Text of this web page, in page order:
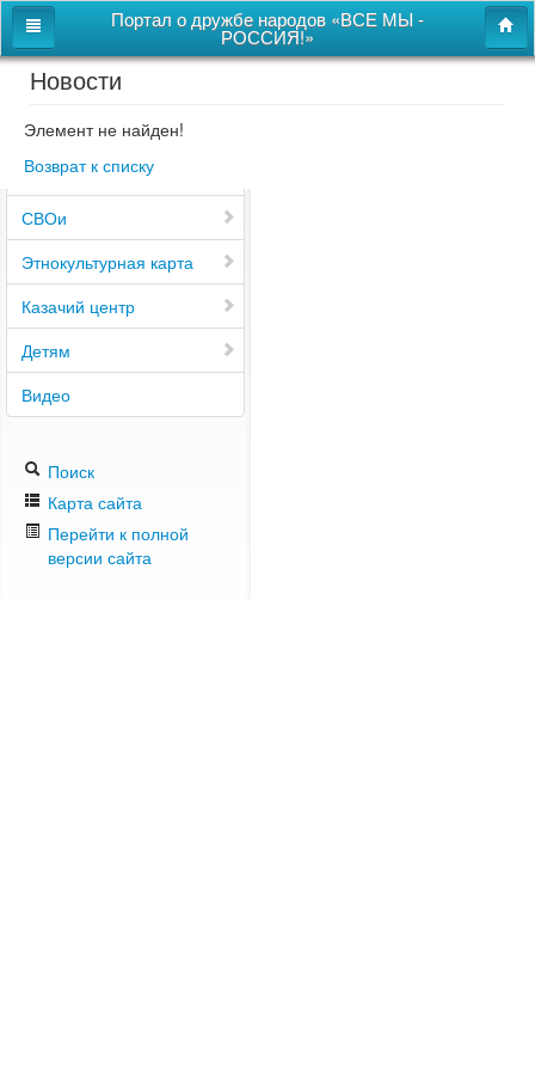
Портал о дружбе народов «ВСЕ МЫ -
РОССИЯ!»
Главная
Дом дружбы народов
Новости
СВОи
Этнокультурная карта
Казачий центр
Детям
Видео
Поиск
Карта сайта
Перейти к полной
версии сайта
Новости
Элемент не найден!
Возврат к списку